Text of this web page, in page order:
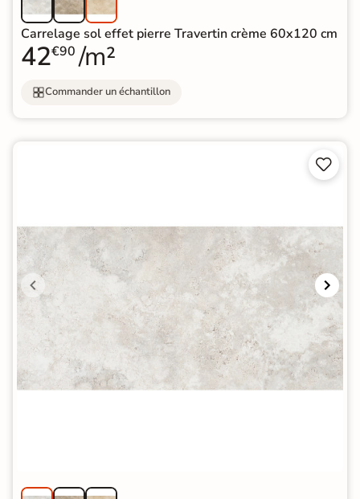
Carrelage sol effet pierre Travertin crème 60x120 cm
42€90 /m²
Commander un échantillon

